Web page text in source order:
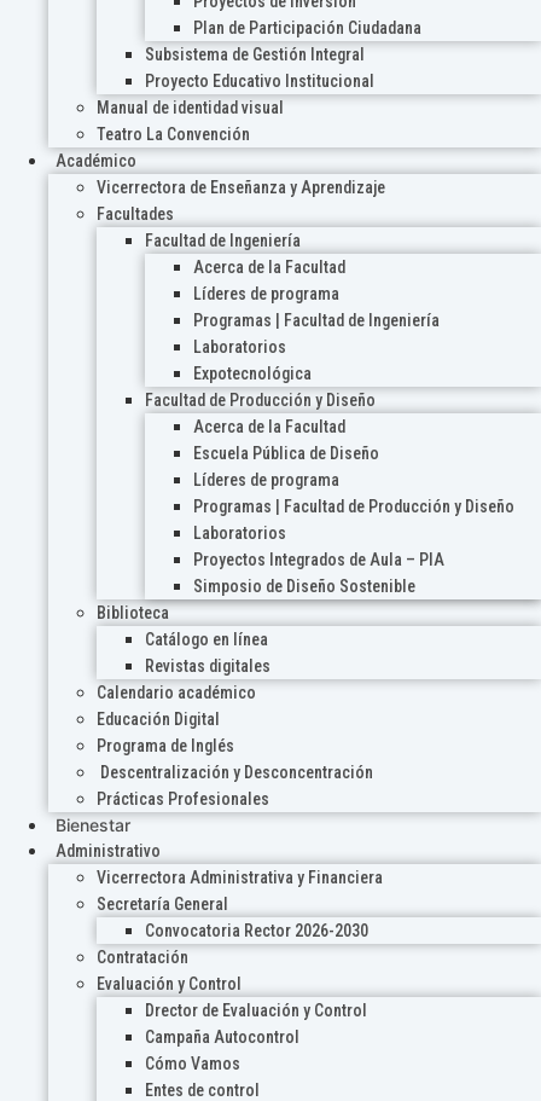
Plan de Participación Ciudadana
Subsistema de Gestión Integral
Proyecto Educativo Institucional
Manual de identidad visual
Teatro La Convención
Académico
Vicerrectora de Enseñanza y Aprendizaje
Facultades
Facultad de Ingeniería
Acerca de la Facultad
Líderes de programa
Programas | Facultad de Ingeniería
Laboratorios
Expotecnológica
Facultad de Producción y Diseño
Acerca de la Facultad
Escuela Pública de Diseño
Líderes de programa
Programas | Facultad de Producción y Diseño
Laboratorios
Proyectos Integrados de Aula – PIA
Simposio de Diseño Sostenible
Biblioteca
Catálogo en línea
Revistas digitales
Calendario académico
Educación Digital
Programa de Inglés
Descentralización y Desconcentración
Prácticas Profesionales
Bienestar
Administrativo
Vicerrectora Administrativa y Financiera
Secretaría General
Convocatoria Rector 2026-2030
Contratación
Evaluación y Control
Drector de Evaluación y Control
Campaña Autocontrol
Cómo Vamos
Entes de control